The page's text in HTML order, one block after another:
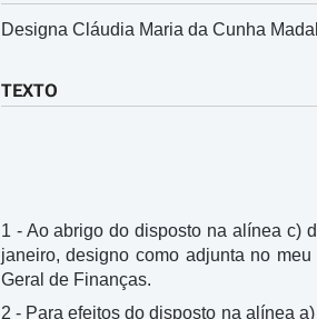
Designa Cláudia Maria da Cunha
TEXTO
1 - Ao abrigo do disposto na alínea c)
janeiro, designo como adjunta no
Geral de Finanças.
2 - Para efeitos do disposto na alínea